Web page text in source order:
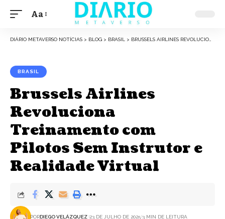
Aa
DIÁRIO METAVERSO NOTÍCIAS > BLOG > BRASIL > BRUSSELS AIRLINES REVOLUCIONA TREINAMENTO COM PILOTOS SEM INSTRUTOR E REALIDADE VIRTUAL
BRASIL
Brussels Airlines
Revoluciona
Treinamento com
Pilotos Sem Instrutor e
Realidade Virtual
PORDIEGO VELÁZQUEZ 23 DE JULHO DE 2025 3 MIN DE LEITURA